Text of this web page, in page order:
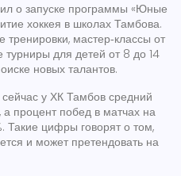
о запуске программы «Юные
хоккея в школах Тамбова.
мастер‑классы от
турниры для детей от 8 до 14
новых талантов.
сейчас у ХК Тамбов средний
а процент побед в матчах на
Такие цифры говорят о том,
и может претендовать на